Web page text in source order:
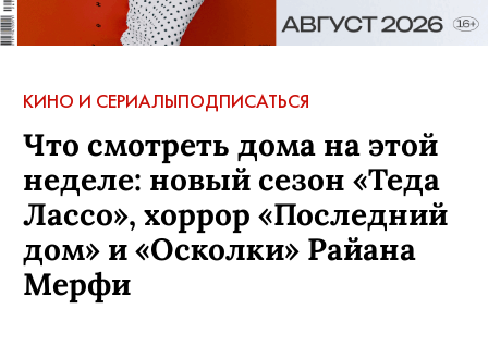
КИНО И СЕРИАЛЫПОДПИСАТЬСЯ
Что смотреть дома на этой
неделе: новый сезон «Теда
Лассо», хоррор «Последний
дом» и «Осколки» Райана
Мерфи